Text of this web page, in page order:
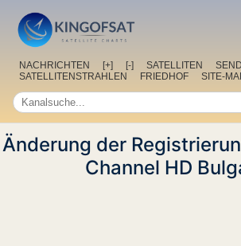
NACHRICHTEN [+] [-] SATELLITEN
SATELLITENSTRAHLEN
FRIEDHOF SITE-
Änderung der
Channel HD